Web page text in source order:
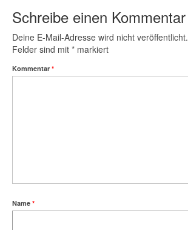
Schreibe einen Kommentar
Deine E-Mail-Adresse wird nicht veröffentlicht.
Felder sind mit * markiert
Kommentar *
Name *